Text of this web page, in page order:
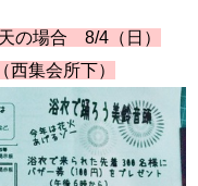
の場合 8/4（日）
集会所下）